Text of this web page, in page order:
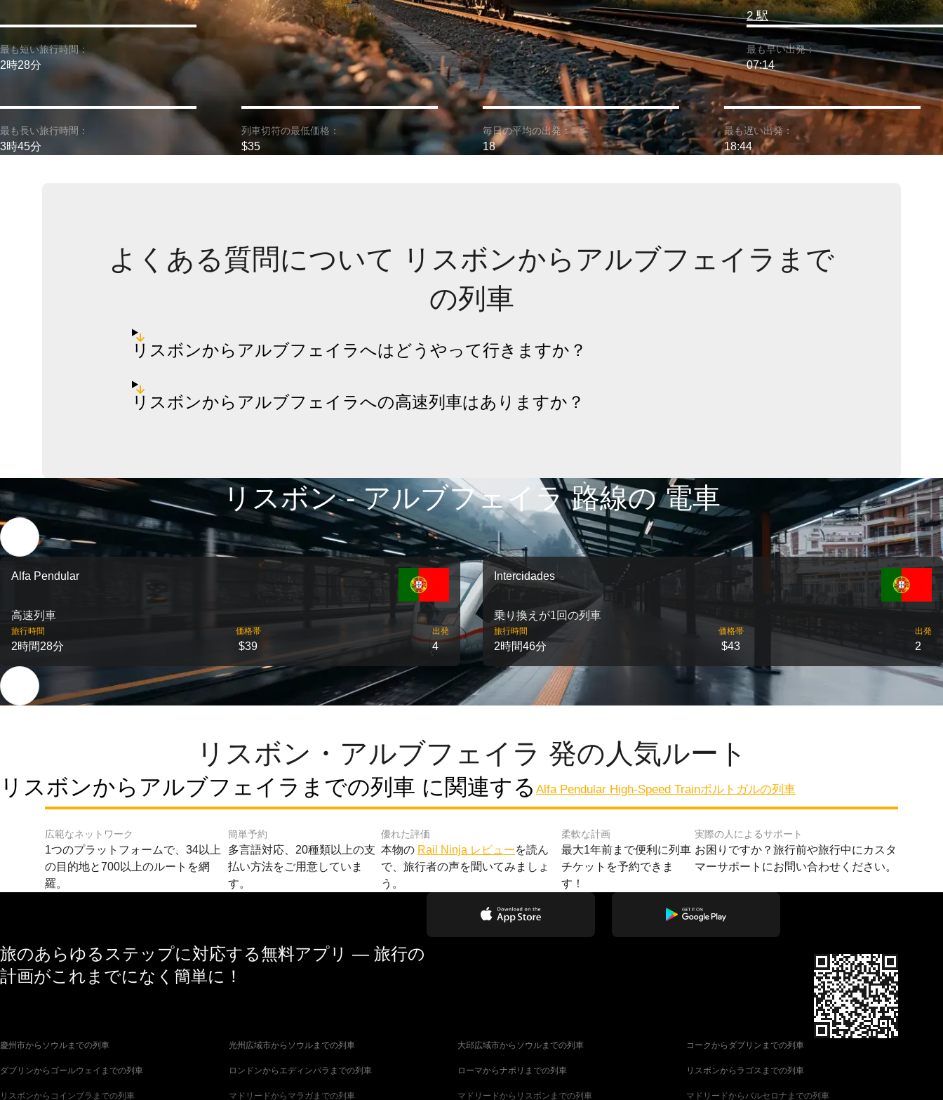
2 駅
最も短い旅行時間：
2時28分
最も早い出発：
07:14
最も長い旅行時間：
3時45分
列車切符の最低価格：
$35
毎日の平均の出発：
18
最も遅い出発：
18:44
よくある質問について リスボンからアルブフェイラまで
の列車
リスボンからアルブフェイラへはどうやって行きますか？
リスボンからアルブフェイラへの高速列車はありますか？
リスボン - アルブフェイラ 路線の 電車
Alfa Pendular
高速列車
旅行時間
2時間28分
価格帯
$39
出発
4
Intercidades
乗り換えが1回の列車
旅行時間
2時間46分
価格帯
$43
出発
2
リスボン・アルブフェイラ 発の人気ルート
リスボンからアルブフェイラまでの列車 に関連する Alfa Pendular High-Speed Trainポルトガルの列車
広範なネットワーク
1つのプラットフォームで、34以上
の目的地と700以上のルートを網
羅。
簡単予約
多言語対応、20種類以上の支
払い方法をご用意していま
す。
優れた評価
本物の Rail Ninja レビューを読ん
で、旅行者の声を聞いてみましょ
う。
柔軟な計画
最大1年前まで便利に列車
チケットを予約できま
す！
実際の人によるサポート
お困りですか？旅行前や旅行中にカスタ
マーサポートにお問い合わせください。
旅のあらゆるステップに対応する無料アプリ — 旅行の
計画がこれまでになく簡単に！
慶州市からソウルまでの列車 光州広域市からソウルまでの列車 大邱広域市からソウルまでの列車 コークからダブリンまでの列車
ダブリンからゴールウェイまでの列車 ロンドンからエディンバラまでの列車 ローマからナポリまでの列車 リスボンからラゴスまでの列車
リスボンからコインブラまでの列車 マドリードからマラガまでの列車 マドリードからリスボンまでの列車 マドリードからバルセロナまでの列車